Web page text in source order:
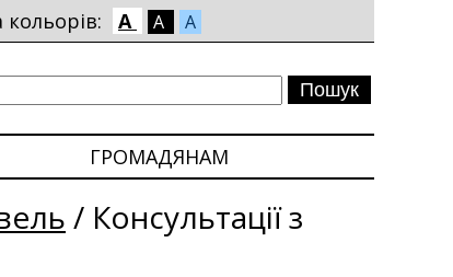
кольорів: A A A
ГРОМАДЯНАМ
/ Консультації з